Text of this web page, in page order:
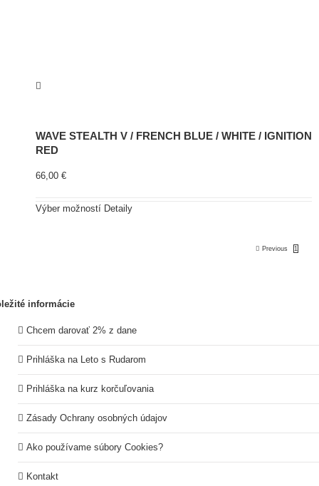
WAVE STEALTH V / FRENCH BLUE / WHITE / IGNITION
RED
66,00 €
Výber možností Detaily
Previous 1
informácie
Chcem darovať 2% z dane
Prihláška na Leto s Rudarom
Prihláška na kurz korčuľovania
Zásady Ochrany osobných údajov
Ako používame súbory Cookies?
Kontakt